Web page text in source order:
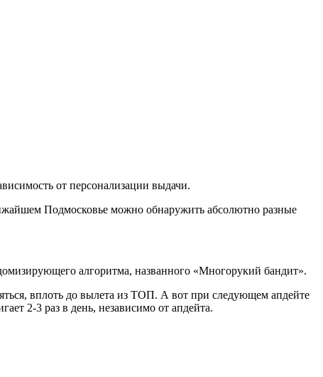
от персонализации выдачи.
Подмосковье можно обнаружить абсолютно разные
алгоритма, названного «Многорукий бандит».
вплоть до вылета из ТОП. А вот при следующем апдейте
2-3 раз в день, независимо от апдейта.